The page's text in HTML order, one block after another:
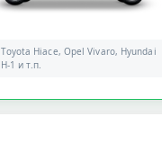
Toyota Hiace, Opel Vivaro, Hyundai
H-1 и т.п.